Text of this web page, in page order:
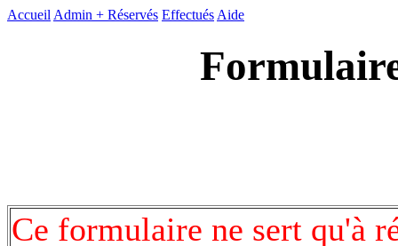
Accueil Admin + Réservés Effectués Aide
Ce formulaire ne sert qu'à